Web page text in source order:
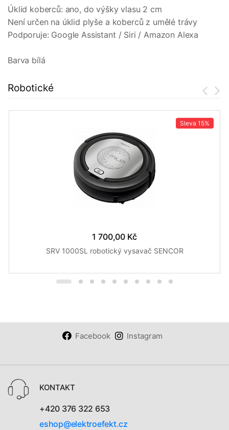
Úklid koberců: ano, do výšky vlasu 2 cm
Není určen na úklid plyše a koberců z umělé trávy
Podporuje: Google Assistant / Siri / Amazon Alexa
Barva bílá
Robotické
Sleva 15%
1 700,00 Kč
SRV 1000SL robotický vysavač SENCOR
Facebook Instagram
KONTAKT
+420 376 322 653
eshop@elektroefekt.cz